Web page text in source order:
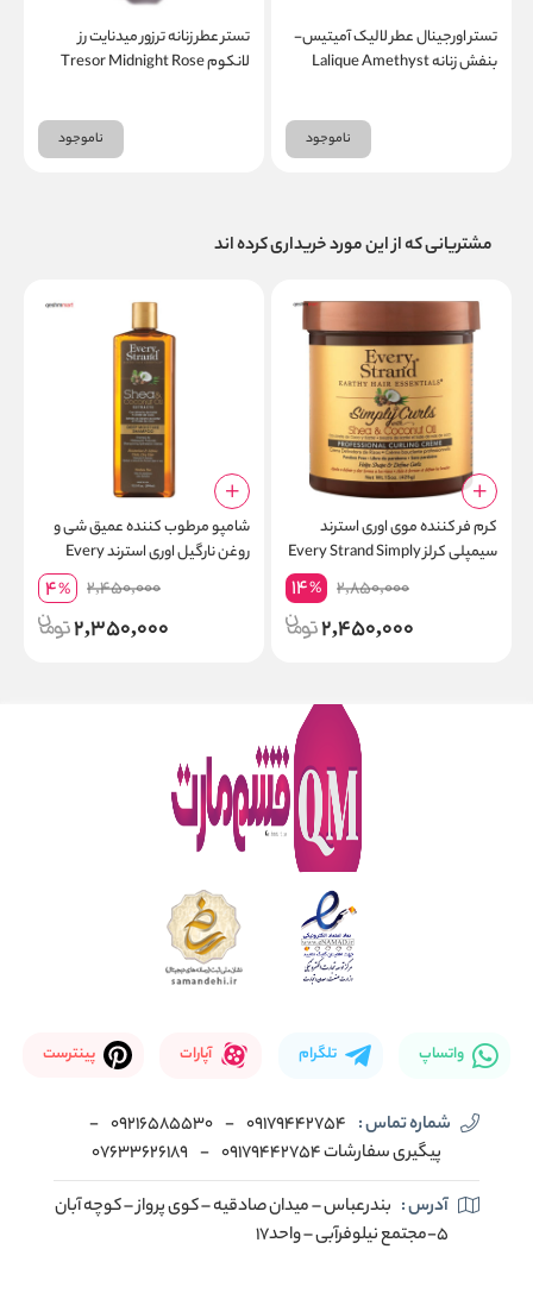
تستر اورجینال عطر لالیک آمیتیس-
بنفش زنانه Lalique Amethyst
ناموجود
تستر عطر زنانه ترزور میدنایت رز
لانکوم Tresor Midnight Rose
ناموجود
مشتریانی که از این مورد خریداری کرده اند
کرم فر کننده موی اوری استرند
سیمپلی کرلز Every Strand Simply
2,850,000
14%
2,450,000
شامپو مرطوب کننده عمیق شی و
روغن نارگیل اوری استرند Every
Strand Deep Moisture حجم 399
2,450,000
4%
2,350,000
واتساپ تلگرام آپارات پینترست
شماره تماس : 09179442754
-
09216585530
-
پیگیری سفارشات 09179442754
-
07633626189
آدرس : بندرعباس – میدان صادقیه – کوی پرواز – کوچه آبان
5-مجتمع نیلوفرآبی – واحد17